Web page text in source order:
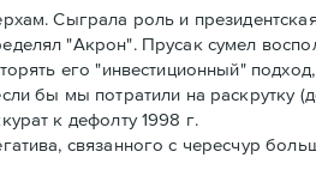
Сыграла роль и
"Акрон". Прусак сумел
его "инвестиционный"
бы мы потратили на раскрутку
к дефолту 1998 г.
связанного с чересчур